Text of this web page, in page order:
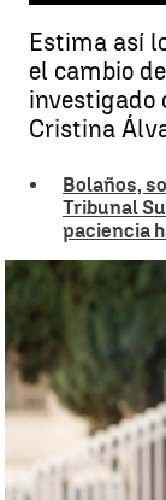
Estima así
el cambio
investigado
Cristina
Bolaños,
Tribunal
paciencia
La Audiencia
Luis